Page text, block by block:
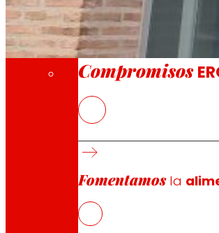
Compromisos
Compromisos
Fomentamosla
Los alimentos frescos,
El establecimiento cuenta
EROSKI mantiene el ritmo